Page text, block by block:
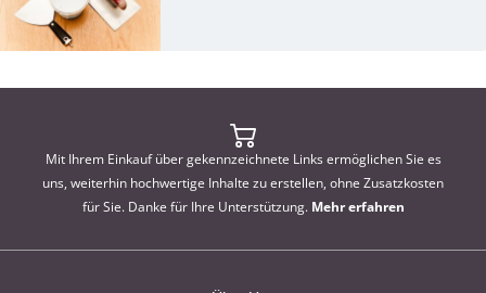
Mit Ihrem Einkauf über gekennzeichnete Links ermöglichen Sie es
uns, weiterhin hochwertige Inhalte zu erstellen, ohne Zusatzkosten
für Sie. Danke für Ihre Unterstützung. Mehr erfahren